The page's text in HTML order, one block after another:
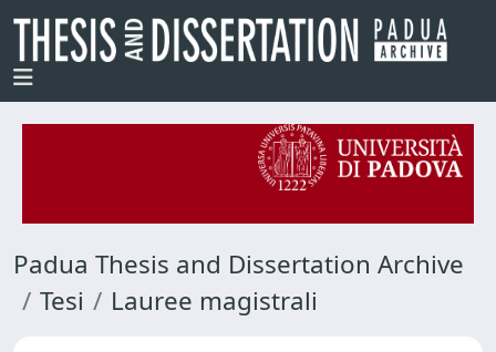
Padua Thesis and Dissertation Archive
Tesi
Lauree magistrali